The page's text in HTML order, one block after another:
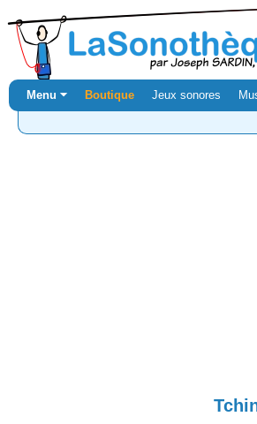
Menu ⏷ Boutique Jeux sonores